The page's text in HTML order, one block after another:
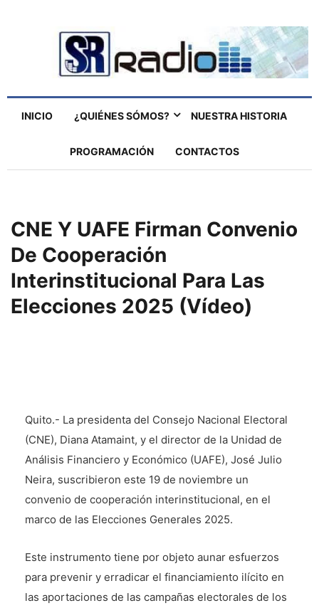
INICIO ¿QUIÉNES SÓMOS? NUESTRA HISTORIA
PROGRAMACIÓN CONTACTOS
CNE Y UAFE Firman Convenio
De Cooperación
Interinstitucional Para Las
Elecciones 2025 (vídeo)
Quito.- La presidenta del Consejo Nacional Electoral
(CNE), Diana Atamaint, y el director de la Unidad de
Análisis Financiero y Económico (UAFE), José Julio
Neira, suscribieron este 19 de noviembre un
convenio de cooperación interinstitucional, en el
marco de las Elecciones Generales 2025.
Este instrumento tiene por objeto aunar esfuerzos
para prevenir y erradicar el financiamiento ilícito en
las aportaciones de las campañas electorales de los